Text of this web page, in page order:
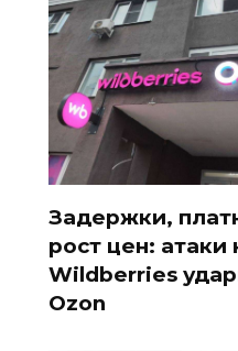
Задержки,
рост цен: атаки
Wildberries
Ozon